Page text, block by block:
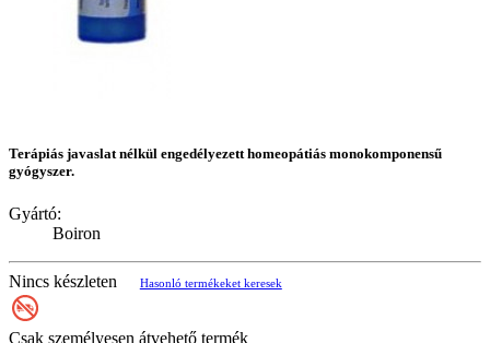
Terápiás javaslat nélkül engedélyezett homeopátiás monokomponensű
gyógyszer.
Gyártó:
Boiron
Nincs készleten Hasonló termékeket keresek
Csak személyesen átvehető termék